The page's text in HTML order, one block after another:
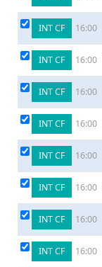
INT CF 16:00
INT CF 16:00
INT CF 16:00
INT CF 16:00
INT CF 16:00
INT CF 16:00
INT CF 16:00
INT CF 16:00